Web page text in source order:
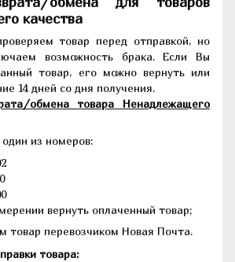
качества
товар перед отправкой, но
возможность брака. Если Вы
товар, его можно вернуть или
14 дней со дня получения.
обмена товара Ненадлежащего
из номеров:
вернуть оплаченный товар;
товар перевозчиком Новая Почта.
товара: